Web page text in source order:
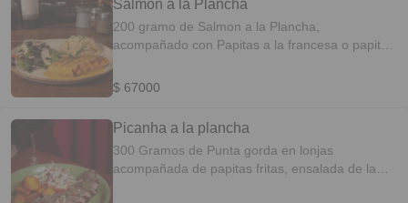
Salmon a la Plancha
200 gramo de Salmon a la Plancha,
acompañado con Papitas a la francesa o papitas
$ 67000
Picanha a la plancha
300 Gramos de Punta gorda en lonjas
acompañada de papitas fritas, ensalada de la